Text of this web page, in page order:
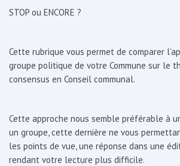
STOP ou ENCORE ?
Cette rubrique vous permet de comparer
groupe politique de votre Commune sur le
consensus en Conseil communal.
Cette approche nous semble préférable à
un groupe, cette dernière ne vous
les points de vue, une réponse dans une
rendant votre lecture plus difficile.